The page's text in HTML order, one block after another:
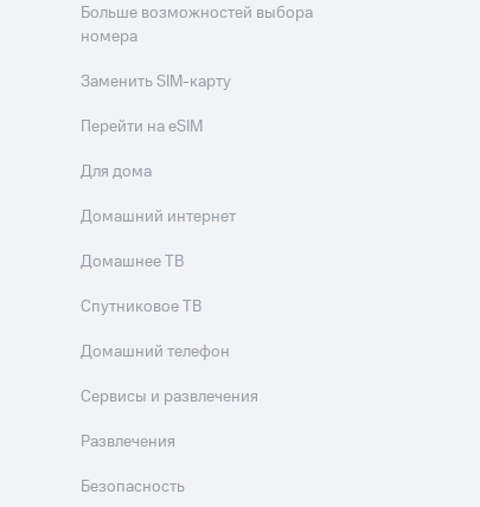
Больше возможностей выбора
номера
Заменить SIM-карту
Перейти на eSIM
Для дома
Домашний интернет
Домашнее ТВ
Спутниковое ТВ
Домашний телефон
Сервисы и развлечения
Развлечения
Безопасность